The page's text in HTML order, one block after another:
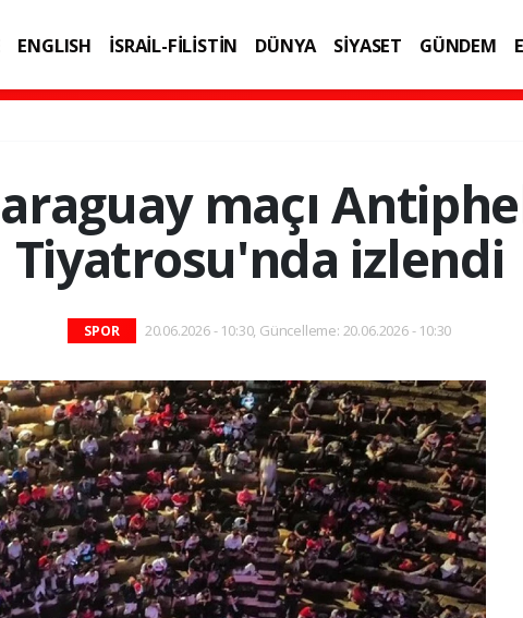
ENGLISH İSRAİL-FİLİSTİN DÜNYA SİYASET GÜNDEM
maçı
Tiyatrosu'nda izlendi
SPOR 20.06.2026 - 10:30, Güncelleme: 20.06.2026 - 10:30